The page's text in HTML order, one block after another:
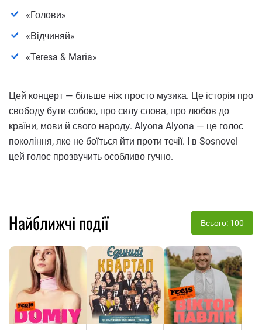
«Голови»
«Відчиняй»
«Teresa & Maria»
Цей концерт — більше ніж просто музика. Це історія про
свободу бути собою, про силу слова, про любов до
країни, мови й свого народу. Alyona Alyona — це голос
покоління, яке не боїться йти проти течії. І в Sosnovel
цей голос прозвучить особливо гучно.
Найближчі події Всього: 100